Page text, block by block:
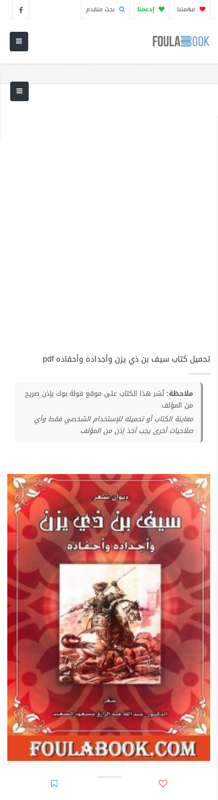
مهمتنا إدعمنا بحث متقدم
تحميل كتاب سيف بن ذي يزن وأجداده وأحفاده pdf
ملاحظة: نُشر هذا الكتاب على موقع فولة بوك بإذن صريح
من المؤلف
معاينة الكتاب أو تحميله للإستخدام الشخصي فقط وأي
صلاحيات أخرى يجب أخذ إذن من المؤلف